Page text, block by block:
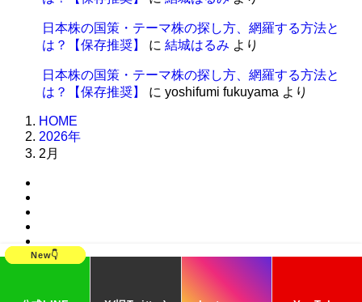
日本株の国策・テーマ株の探し方、網羅する方法と
は？【保存推奨】
に結城はるみ より
日本株の国策・テーマ株の探し方、網羅する方法と
は？【保存推奨】
にyoshifumi fukuyama より
HOME
2026年
2月